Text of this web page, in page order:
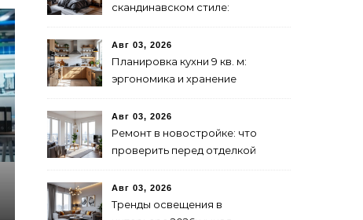
скандинавском стиле:
Авг 03, 2026
Планировка кухни 9 кв. м:
эргономика и хранение
Авг 03, 2026
Ремонт в новостройке: что
проверить перед отделкой
Авг 03, 2026
Тренды освещения в